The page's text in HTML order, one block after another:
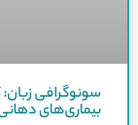
سونوگرافی
بیماری‌های